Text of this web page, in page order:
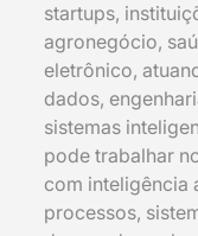
startups,
agronegócio,
eletrônico,
dados,
sistemas
pode trabalhar
com inteligência
processos,